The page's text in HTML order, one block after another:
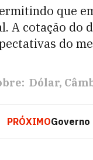
que
A cotação do
do
Dólar
PRÓXIMOGoverno